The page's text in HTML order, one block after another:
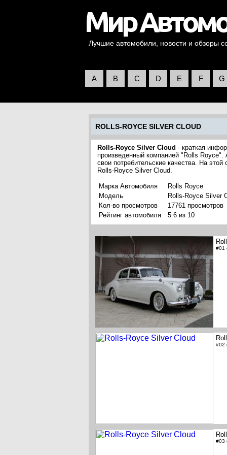
Лучшие автомобили, новости и обзоры
A B C D E F G
ROLLS-ROYCE SILVER CLOUD
Rolls-Royce Silver Cloud - краткая
произведенный компанией "Rolls
свои потребительские качества. На
Rolls-Royce Silver Cloud.
Марка Автомобиля
Rolls Royce
Модель
Rolls-Royce Silver
Кол-во просмотров
17761 просмотров
Рейтинг автомобиля
5.6 из 10
#01
#02
#03